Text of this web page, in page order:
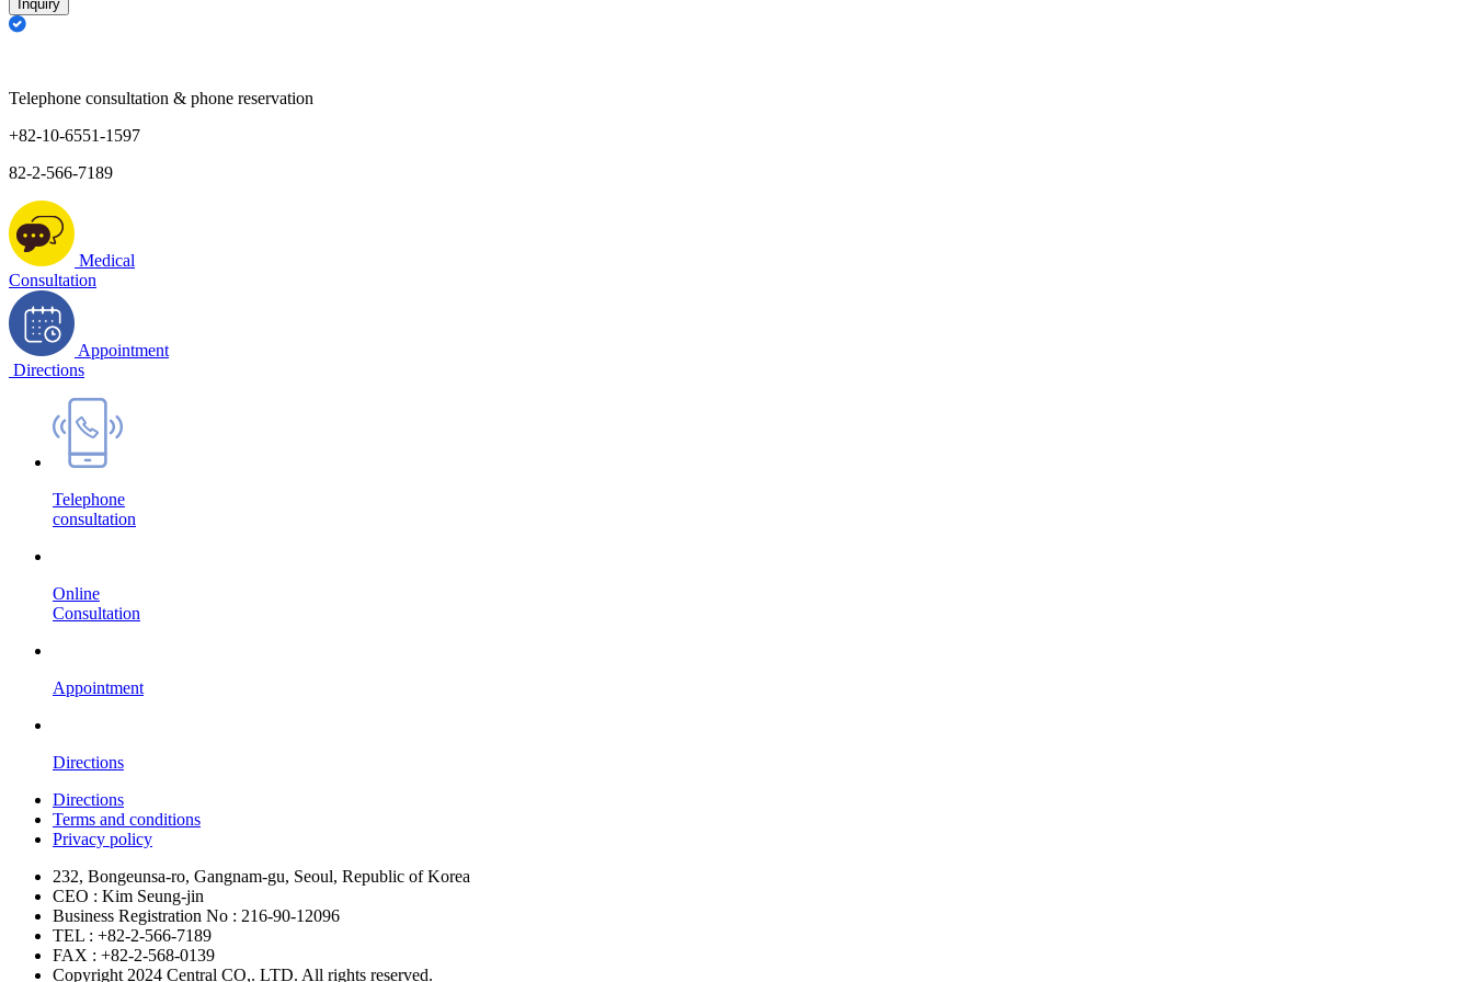
Inquiry
Telephone consultation & phone reservation
+82-10-6551-1597
82-2-566-7189
Medical
Consultation
Appointment
Directions
Telephone
consultation
Online
Consultation
Appointment
Directions
Directions
Terms and conditions
Privacy policy
232, Bongeunsa-ro, Gangnam-gu, Seoul, Republic of Korea
CEO : Kim Seung-jin
Business Registration No : 216-90-12096
TEL : +82-2-566-7189
FAX : +82-2-568-0139
Copyright 2024 Central CO,. LTD. All rights reserved.